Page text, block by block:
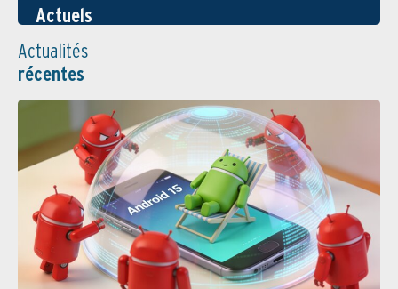
Actuels
Actualités
récentes